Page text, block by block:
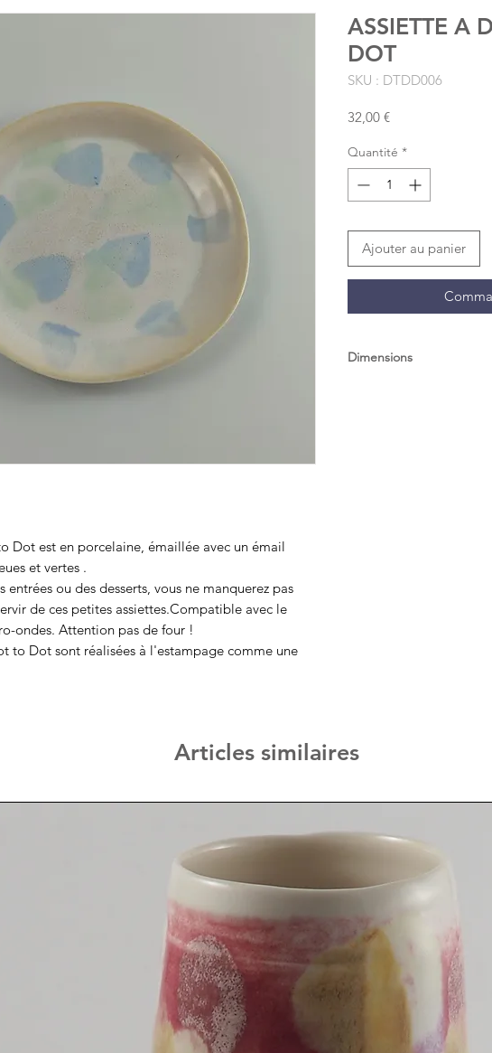
Dot est en porcelaine, émaillée avec un émail
et vertes .
ou des desserts, vous ne manquerez pas
de ces petites assiettes.Compatible avec le
ondes. Attention pas de four !
to Dot sont réalisées à l'estampage comme une
ASSIETTE A
DOT
SKU : DTDD006
32,00 €Prix
Quantité *
Ajouter au panier
Dimensions
Articles similaires